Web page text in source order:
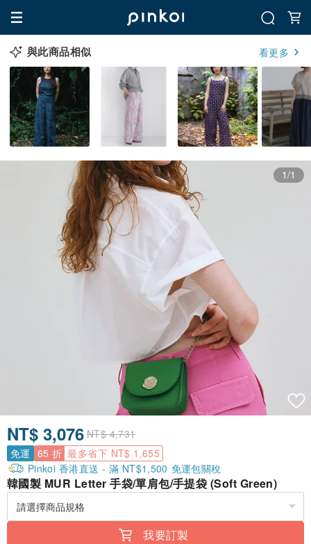
與此商品相似 看更多
1/1
NT$ 3,076 NT$ 4,731
免運 65 折 最多省下 NT$ 1,655
Pinkoi 香港直送 - 滿 NT$1,500 免運包關稅
韓國製 MUR Letter 手袋/單肩包/手提袋 (Soft Green)
我要訂製